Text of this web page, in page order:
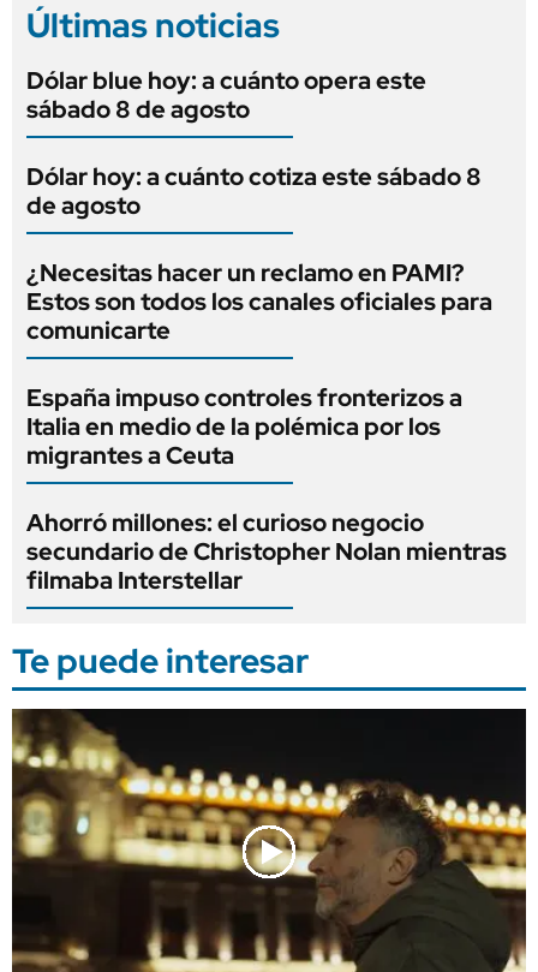
Últimas noticias
Dólar blue hoy: a cuánto opera este
sábado 8 de agosto
Dólar hoy: a cuánto cotiza este sábado 8
de agosto
¿Necesitas hacer un reclamo en PAMI?
Estos son todos los canales oficiales para
comunicarte
España impuso controles fronterizos a
Italia en medio de la polémica por los
migrantes a Ceuta
Ahorró millones: el curioso negocio
secundario de Christopher Nolan mientras
filmaba Interstellar
Te puede interesar